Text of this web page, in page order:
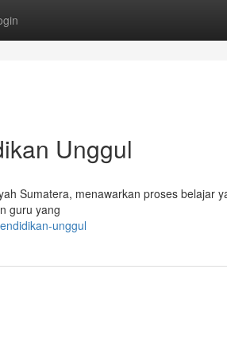
Unggul
Sumatera, menawarkan proses belajar
guru yang
unggul